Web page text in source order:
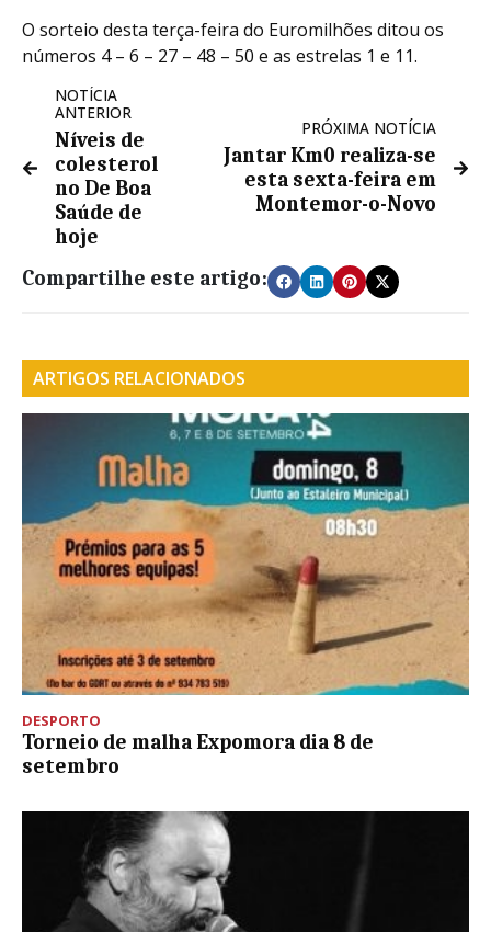
O sorteio desta terça-feira do Euromilhões ditou os
números 4 – 6 – 27 – 48 – 50 e as estrelas 1 e 11.
NOTÍCIA
ANTERIOR
Níveis de
colesterol
no De Boa
Saúde de
hoje
PRÓXIMA NOTÍCIA
Jantar Km0 realiza-se
esta sexta-feira em
Montemor-o-Novo
Compartilhe este artigo:
ARTIGOS RELACIONADOS
DESPORTO
Torneio de malha Expomora dia 8 de
setembro